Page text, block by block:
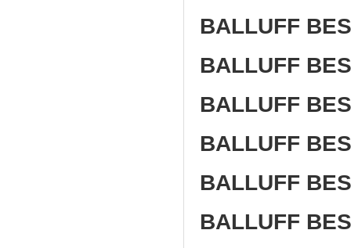
BALLUFF
BALLUFF
BALLUFF
BALLUFF
BALLUFF
BALLUFF